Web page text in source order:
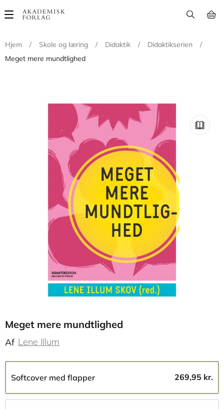
Main
Hjem
/ Skole og læring / Didaktik / Didaktikserien
/
Meget mere mundtlighed
Meget mere mundtlighed
Af Lene Illum
Softcover med flapper 269,95 kr.